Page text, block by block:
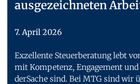
ausgezeichneten
7. April 2026
Exzellente Steuerberatung lebt
mit Kompetenz, Engagement und
derSache sind. Bei MTG sind wir